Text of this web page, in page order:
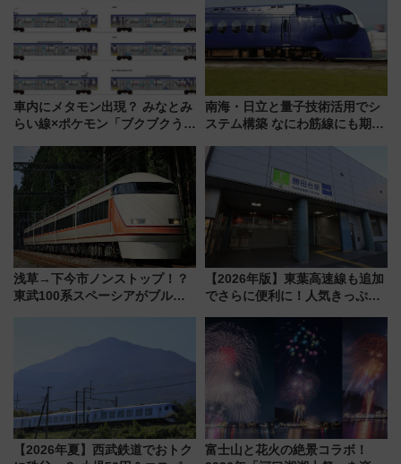
験ブースも アクセスや申込方法
を解説
はどう変わる？
車内にメタモン出現？ みなとみ
らい線×ポケモン「ブクブクうみ
行開始に！ この夏は直通列車で
横浜へ！
南海・日立と量子技術活用でシ
ステム構築 なにわ筋線にも期待
浅草→下今市ノンストップ！？
東武100系スペーシアがブルー
【2026年版】東葉高速線も追加
でさらに便利に！人気きっぷ
今年も発売 秋・早春に千葉県を
巡るなら使い勝手・コスパ抜群
【2026年夏】西武鉄道でおトク
富士山と花火の絶景コラボ！